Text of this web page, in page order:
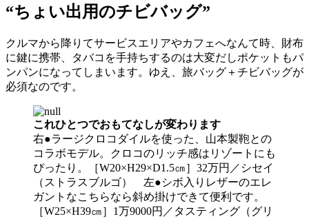
“ちょい出用のチビバッグ”
クルマから降りてサービスエリアやカフェへなんて時、財布
に鍵に携帯、タバコを手持ちするのは大変だしポケットもパ
ンパンになってしまいます。ゆえ、旅バッグ＋チビバッグが
必須なのです。
これひとつでおもてなしが変わります
右●ラージクロコダイルを使った、山本製鞄との
コラボモデル。クロコのリッチ感はリゾートにも
ぴったり。［W20×H29×D1.5㎝］32万円／シセイ
（ストラスブルゴ） 左●シボ入りレザーのエレ
ガントなこちらなら斜め掛けできて便利です。
［W25×H39㎝］1万9000円／タスティング（グリ